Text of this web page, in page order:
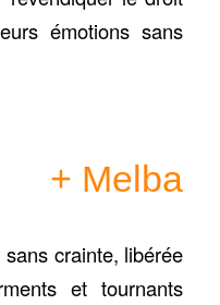
émotions sans
+ Melba
crainte, libérée
et tournants